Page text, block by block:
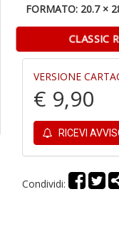
FORMATO: 20.7 ×
CLASSIC
VERSIONE
€ 9,90
RICEVI
Condividi: